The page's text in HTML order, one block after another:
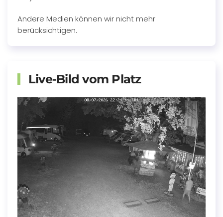
Andere Medien können wir nicht mehr
berücksichtigen.
Live-Bild vom Platz